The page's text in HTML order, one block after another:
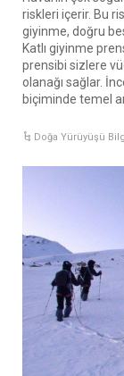
riskleri içerir. Bu
giyinme, doğru
Katlı giyinme
prensibi sizlere
olanağı sağlar.
biçiminde temel
Doğa Yürüyüşü